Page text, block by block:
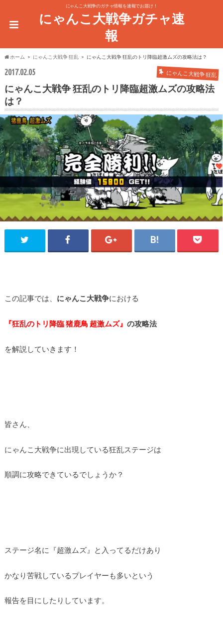
にゃんこ大戦争のガチャ情報を速報でお届け！
にゃんこ大戦争ガチャ速
報
ホーム にゃんこ大戦争 狂乱 にゃんこ大戦争 狂乱のトリ降臨超激ムズの攻略法は？
2017.02.05 にゃんこ大戦争 狂乱
にゃんこ大戦争 狂乱のトリ降臨超激ムズの攻略法
は？
この記事では、 にゃんこ大戦争における
『狂乱のトリ降臨 猪鹿鳥 超激ムズ』 の攻略法
を解説していきます！
皆さん、
にゃんこ大戦争に出現している狂乱ステージは
順調に攻略できているでしょうか？
ステージ名に『超激ムズ』と入ってるだけあり
かなり苦戦しているプレイヤーも多いという
報告を目にしたりしています。